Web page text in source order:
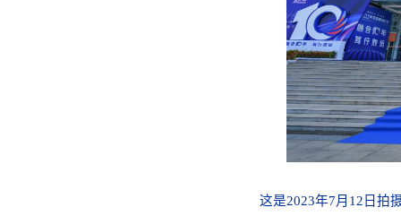
这是2023年7月12日拍